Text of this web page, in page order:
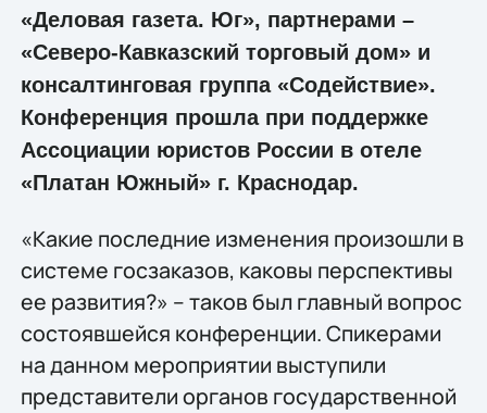
«Деловая газета. Юг», партнерами –
«Северо-Кавказский торговый дом» и
консалтинговая группа «Содействие».
Конференция прошла при поддержке
Ассоциации юристов России в отеле
«Платан Южный» г. Краснодар.
«Какие последние изменения произошли в
системе госзаказов, каковы перспективы
ее развития?» – таков был главный вопрос
состоявшейся конференции. Спикерами
на данном мероприятии выступили
представители органов государственной